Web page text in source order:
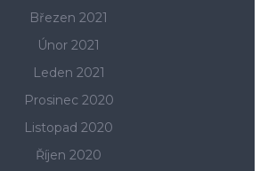
Březen 2021
Únor 2021
Leden 2021
Prosinec 2020
Listopad 2020
Říjen 2020